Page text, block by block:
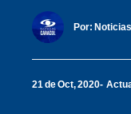
Por:
21 de Oct, 2020